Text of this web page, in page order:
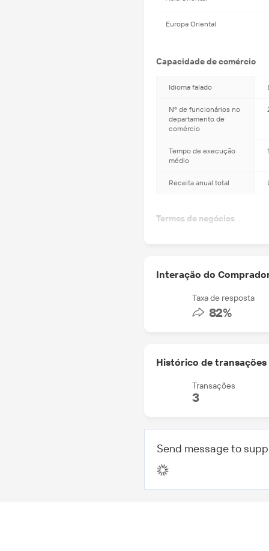
Europa Oriental
Capacidade de comércio
Idioma falado
Nº de funcionários no
departamento de
comércio
Tempo de execução
médio
Receita anual total
Termos de negócios
Moeda de pagamento
Tipo de pagamento
Interação do
Taxa de resposta
82%
Histórico de transações
Transações
3
Send message to